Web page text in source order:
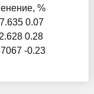
%
0.07
0.28
-0.23